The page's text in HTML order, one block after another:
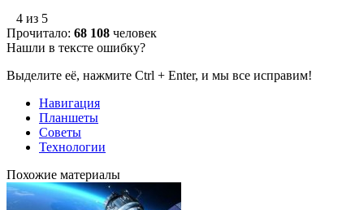
4 из 5
Прочитало: 68 108 человек
Нашли в тексте ошибку?
Выделите её, нажмите Ctrl + Enter, и мы все исправим!
Навигация
Планшеты
Советы
Технологии
Похожие материалы